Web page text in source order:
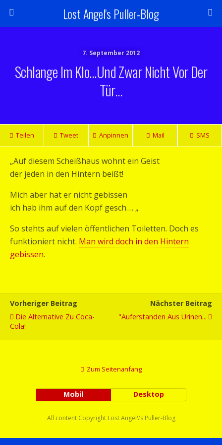
Lost Angel's Puller-Blog
7. September 2012
Schlange Im Klo…und Zwar Nicht Vor Der
Tür…
Teilen Tweet Anpinnen Mail SMS
„Auf diesem Scheißhaus wohnt ein Geist
der jeden in den Hintern beißt!
Mich aber hat er nicht gebissen
ich hab ihm auf den Kopf gesch…. „
So stehts auf vielen öffentlichen Toiletten. Doch es
funktioniert nicht. Man wird doch in den Hintern
gebissen.
Vorheriger Beitrag
Die Alternative Zu Coca-
Cola!
Nächster Beitrag
"Auferstanden Aus Urinen...
Zum Seitenanfang
Mobil Desktop
All content Copyright Lost Angel\'s Puller-Blog